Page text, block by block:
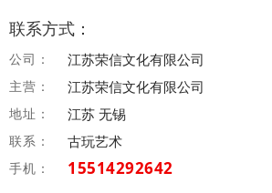
联系方式：
公司： 江苏荣信文化有限公司
主营： 江苏荣信文化有限公司
地址： 江苏 无锡
联系： 古玩艺术
手机： 15514292642